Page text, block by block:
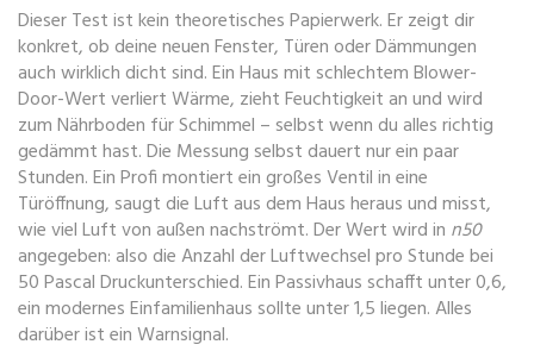
Dieser Test ist kein theoretisches Papierwerk. Er zeigt dir
konkret, ob deine neuen Fenster, Türen oder Dämmungen
auch wirklich dicht sind. Ein Haus mit schlechtem Blower-
Door-Wert verliert Wärme, zieht Feuchtigkeit an und wird
zum Nährboden für Schimmel – selbst wenn du alles richtig
gedämmt hast. Die Messung selbst dauert nur ein paar
Stunden. Ein Profi montiert ein großes Ventil in eine
Türöffnung, saugt die Luft aus dem Haus heraus und misst,
wie viel Luft von außen nachströmt. Der Wert wird in n50
angegeben: also die Anzahl der Luftwechsel pro Stunde bei
50 Pascal Druckunterschied. Ein Passivhaus schafft unter 0,6,
ein modernes Einfamilienhaus sollte unter 1,5 liegen. Alles
darüber ist ein Warnsignal.